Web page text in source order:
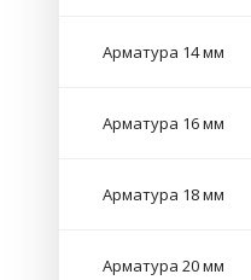
Арматура 14 мм
Арматура 16 мм
Арматура 18 мм
Арматура 20 мм